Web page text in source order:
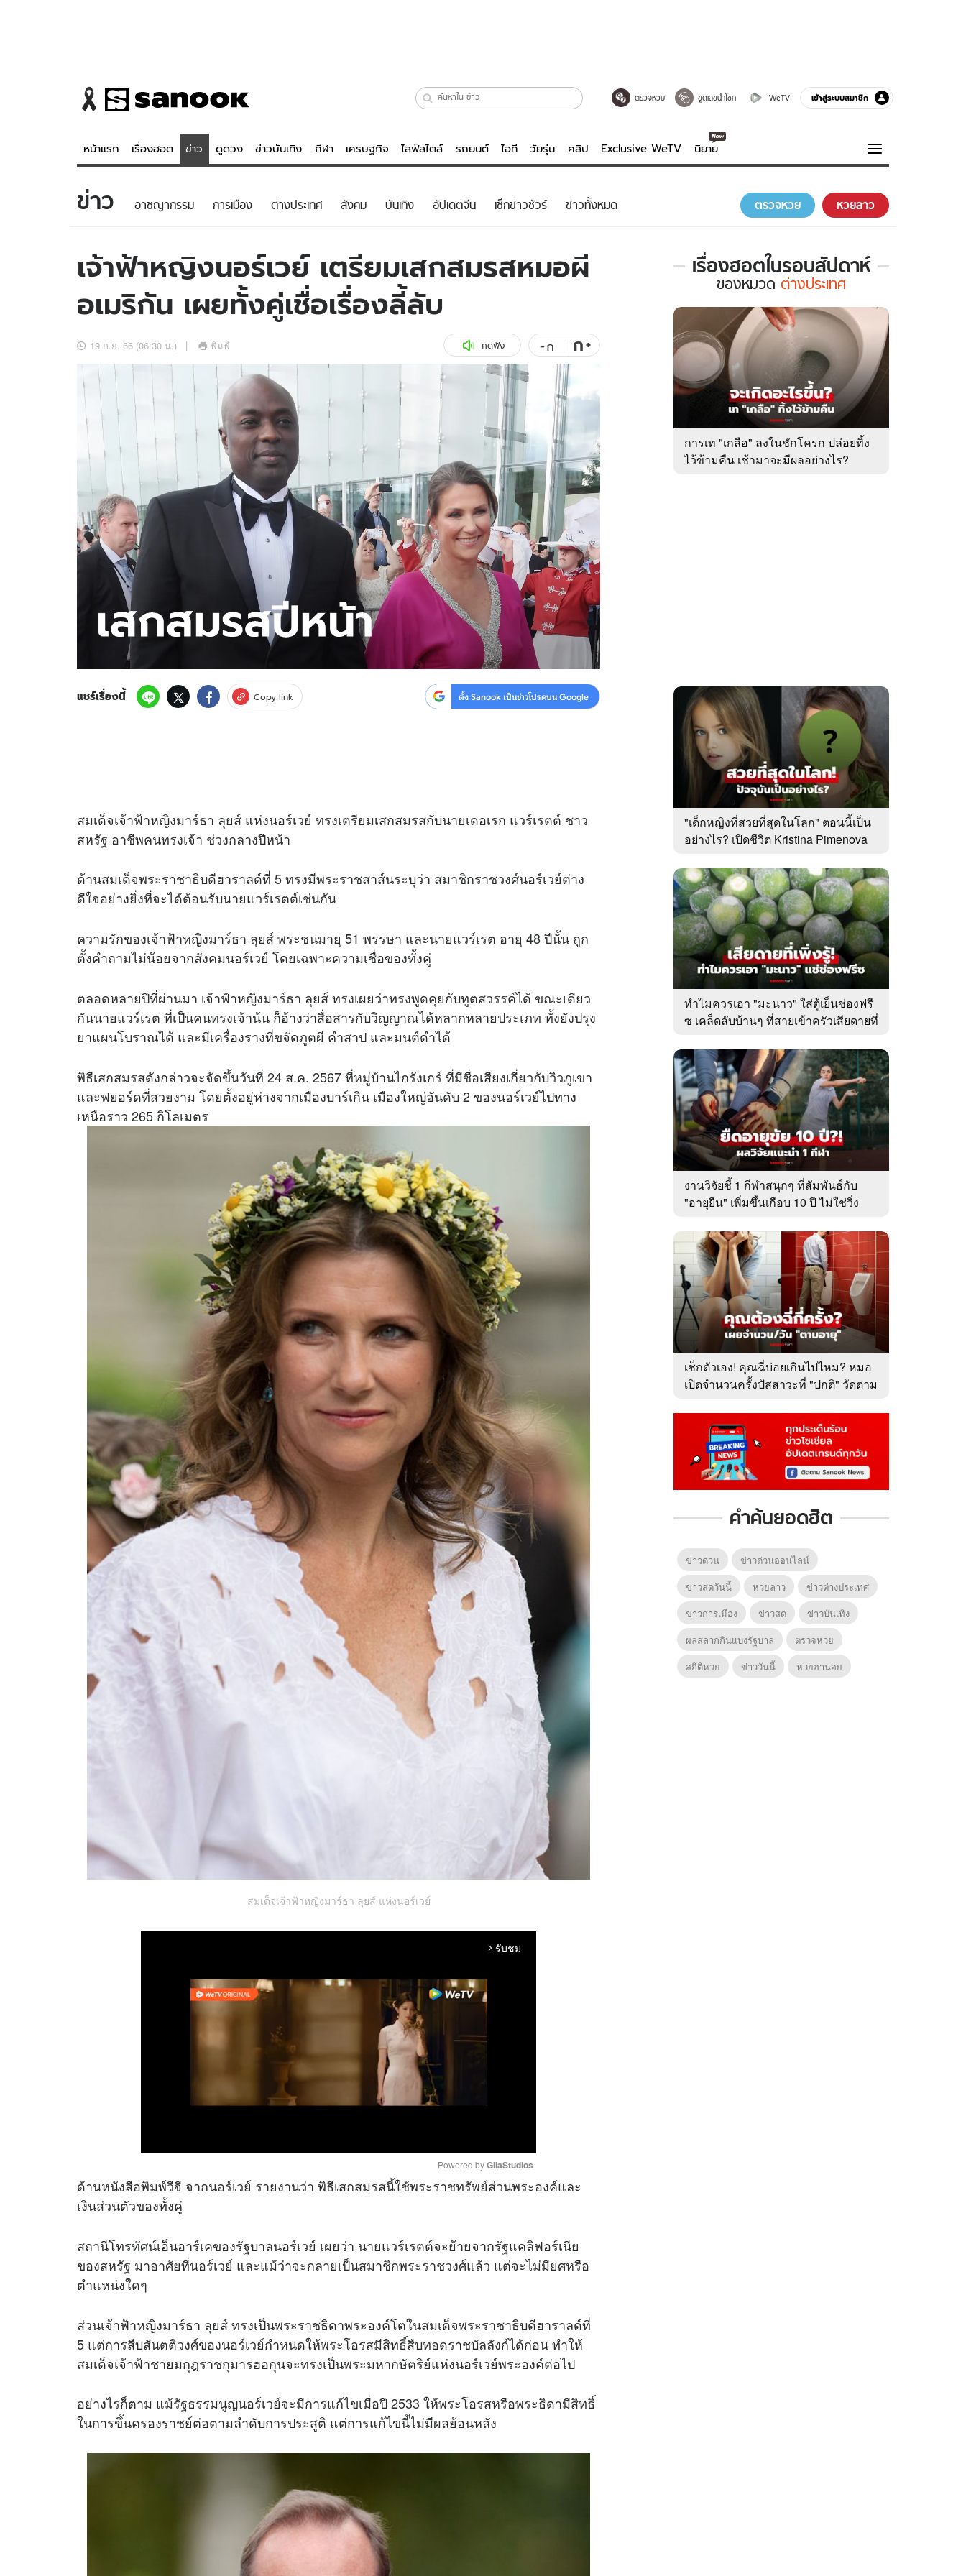
ตรวจหวย ขูดเลขนำโชค WeTV เข้าสู่ระบบสมาชิก
หน้าแรก เรื่องฮอต ข่าว ดูดวง ข่าวบันเทิง กีฬา เศรษฐกิจ ไลฟ์สไตล์ รถยนต์ ไอที วัยรุ่น คลิป Exclusive WeTV นิยาย
ข่าว
ข่าวบันเทิง
ข่าวกีฬา
ข่าวเศรษฐกิจ
อัปเดตจีน
เช็กข่าวชัวร์
ดูดวง - ตรวจหวย
สถิติหวยไทย
หวยลาว
ไลฟ์สไตล์
วัยรุ่น
ไอที
รถยนต์
สุขภาพ
เที่ยว-กิน
Tasteful Thailand
Sanook Choice
บันเทิงครบรส
ดูทีวี
Exclusive WeTV
ความรู้รอบตัว
ฮาวทู
ดาวน์โหลดสนุกแอปฟรี ติดตามสนุกโซเชียลได้ที่
สงวนลิขสิทธิ์ ©2569 บริษัท อิมเมจ ฟิวเจอร์ (ประเทศไทย) จำกัด
ข่าว อาชญากรรม การเมือง ต่างประเทศ สังคม บันเทิง อัปเดตจีน เช็กข่าวชัวร์ ข่าวทั้งหมด ตรวจหวย หวยลาว
เจ้าฟ้าหญิงนอร์เวย์ เตรียมเสกสมรสหมอผี
อเมริกัน เผยทั้งคู่เชื่อเรื่องลี้ลับ
19 ก.ย. 66 (06:30 น.) พิมพ์ กดฟัง -ก ก+
แชร์เรื่องนี้ Copy link ตั้ง Sanook เป็นข่าวโปรดบน Google
สมเด็จเจ้าฟ้าหญิงมาร์ธา ลุยส์ แห่งนอร์เวย์ ทรงเตรียมเสกสมรสกับนายเดอเรก แวร์เรตต์ ชาว
สหรัฐ อาชีพคนทรงเจ้า ช่วงกลางปีหน้า
ด้านสมเด็จพระราชาธิบดีฮาราลด์ที่ 5 ทรงมีพระราชสาส์นระบุว่า สมาชิกราชวงศ์นอร์เวย์ต่าง
ดีใจอย่างยิ่งที่จะได้ต้อนรับนายแวร์เรตต์เช่นกัน
ความรักของเจ้าฟ้าหญิงมาร์ธา ลุยส์ พระชนมายุ 51 พรรษา และนายแวร์เรต อายุ 48 ปีนั้น ถูก
ตั้งคำถามไม่น้อยจากสังคมนอร์เวย์ โดยเฉพาะความเชื่อของทั้งคู่
ตลอดหลายปีที่ผ่านมา เจ้าฟ้าหญิงมาร์ธา ลุยส์ ทรงเผยว่าทรงพูดคุยกับทูตสวรรค์ได้ ขณะเดียว
กันนายแวร์เรต ที่เป็นคนทรงเจ้าน้น ก็อ้างว่าสื่อสารกับวิญญาณได้หลากหลายประเภท ทั้งยังปรุง
ยาแผนโบราณได้ และมีเครื่องรางที่ขจัดภูตผี คำสาป และมนต์ดำได้
พิธีเสกสมรสดังกล่าวจะจัดขึ้นวันที่ 24 ส.ค. 2567 ที่หมู่บ้านไกรังเกร์ ที่มีชื่อเสียงเกี่ยวกับวิวภูเขา
และฟยอร์ดที่สวยงาม โดยตั้งอยู่ห่างจากเมืองบาร์เกิน เมืองใหญ่อันดับ 2 ของนอร์เวย์ไปทาง
เหนือราว 265 กิโลเมตร
สมเด็จเจ้าฟ้าหญิงมาร์ธา ลุยส์ แห่งนอร์เวย์
arrow_forward_ios รับชม
t
e
Powered by GliaStudios
ด้านหนังสือพิมพ์วีจี จากนอร์เวย์ รายงานว่า พิธีเสกสมรสนี้ใช้พระราชทรัพย์ส่วนพระองค์และ
เงินส่วนตัวของทั้งคู่
สถานีโทรทัศน์เอ็นอาร์เคของรัฐบาลนอร์เวย์ เผยว่า นายแวร์เรตต์จะย้ายจากรัฐแคลิฟอร์เนีย
ของสหรัฐ มาอาศัยที่นอร์เวย์ และแม้ว่าจะกลายเป็นสมาชิกพระราชวงศ์แล้ว แต่จะไม่มียศหรือ
ตำแหน่งใดๆ
ส่วนเจ้าฟ้าหญิงมาร์ธา ลุยส์ ทรงเป็นพระราชธิดาพระองค์โตในสมเด็จพระราชาธิบดีฮาราลด์ที่
5 แต่การสืบสันตติวงศ์ของนอร์เวย์กำหนดให้พระโอรสมีสิทธิ์สืบทอดราชบัลลังก์ได้ก่อน ทำให้
สมเด็จเจ้าฟ้าชายมกุฎราชกุมารฮอกุนจะทรงเป็นพระมหากษัตริย์แห่งนอร์เวย์พระองค์ต่อไป
อย่างไรก็ตาม แม้รัฐธรรมนูญนอร์เวย์จะมีการแก้ไขเมื่อปี 2533 ให้พระโอรสหรือพระธิดามีสิทธิ์
ในการขึ้นครองราชย์ต่อตามลำดับการประสูติ แต่การแก้ไขนี้ไม่มีผลย้อนหลัง
เรื่องฮอตในรอบสัปดาห์
เรื่อง
ใน
รอบ
สัปดาห์
ของ
ต่าง
ประเทศ
ของหมวด ต่างประเทศ
การเท "เกลือ" ลงในชักโครก ปล่อยทิ้ง
ไว้ข้ามคืน เช้ามาจะมีผลอย่างไร?
"เด็กหญิงที่สวยที่สุดในโลก" ตอนนี้เป็น
อย่างไร? เปิดชีวิต Kristina Pimenova
ทำไมควรเอา "มะนาว" ใส่ตู้เย็นช่องฟรี
ซ เคล็ดลับบ้านๆ ที่สายเข้าครัวเสียดายที่
งานวิจัยชี้ 1 กีฬาสนุกๆ ที่สัมพันธ์กับ
"อายุยืน" เพิ่มขึ้นเกือบ 10 ปี ไม่ใช่วิ่ง
เช็กตัวเอง! คุณฉี่บ่อยเกินไปไหม? หมอ
เปิดจำนวนครั้งปัสสาวะที่ "ปกติ" วัดตาม
คำค้นยอดฮิต
ข่าวด่วน
ข่าวด่วนออนไลน์
ข่าวสดวันนี้
หวยลาว
ข่าวต่างประเทศ
ข่าวการเมือง
ข่าวสด
ข่าวบันเทิง
ผลสลากกินแบ่งรัฐบาล
ตรวจหวย
สถิติหวย
ข่าววันนี้ หวยฮานอย